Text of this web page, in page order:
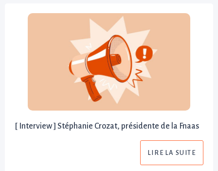
[ Interview ] Stéphanie Crozat, présidente de la Fnaas
LIRE LA SUITE